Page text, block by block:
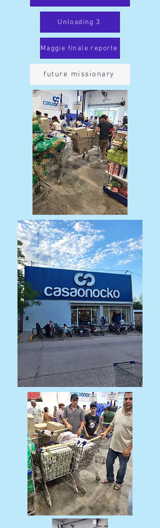
Unloading 3
Maggie finale reporte
future missionary